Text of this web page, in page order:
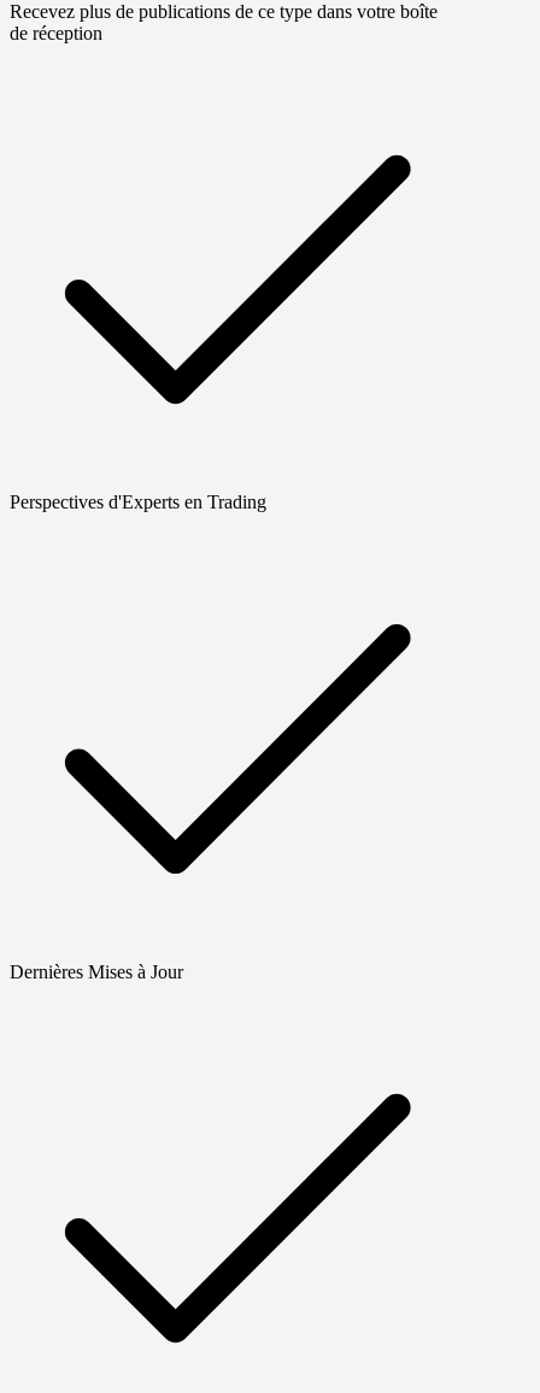
Recevez plus de publications de ce type dans votre boîte
de réception
Perspectives d'Experts en Trading
Dernières Mises à Jour